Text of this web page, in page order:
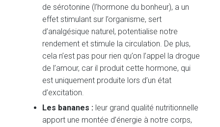
de sérotonine (l’hormone du bonheur), a un
effet stimulant sur l’organisme, sert
d’analgésique naturel, potentialise notre
rendement et stimule la circulation. De plus,
cela n’est pas pour rien qu’on l’appel la drogue
de l’amour, car il produit cette hormone, qui
est uniquement produite lors d’un état
d’excitation.
Les bananes : leur grand qualité nutritionnelle
apport une montée d’énergie à notre corps,